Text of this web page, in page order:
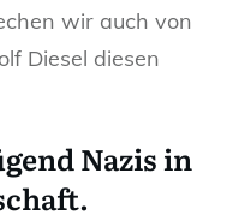
wir auch von
Diesel diesen
Nazis in